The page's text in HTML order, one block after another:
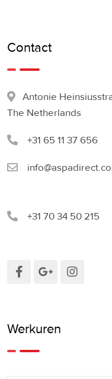
Contact
Antonie
The Netherlands
+31 65 11 37 656
+31 70 34 50 215
Werkuren